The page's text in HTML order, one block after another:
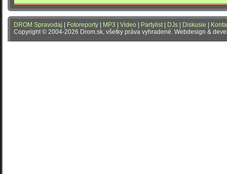
DROM Spravodaj Fotoreporty MP3 Video Partylist| DJs Diskusie
Copyright © 2004-2026 Drom.sk, všetky práva vyhradené. Webdesign &